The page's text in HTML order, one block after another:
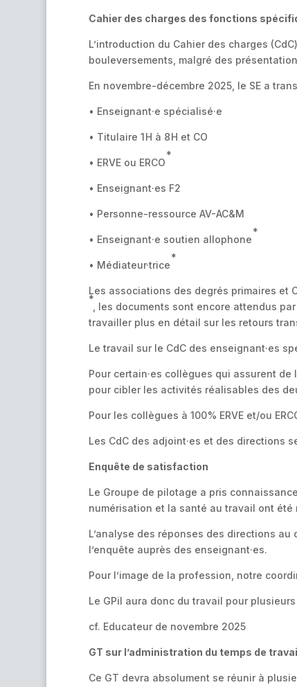
Cahier des charges des fonctions
L’introduction du Cahier des charges
bouleversements, malgré des
En novembre-décembre 2025, le SE a
• Enseignant·e spécialisé·e
• Titulaire 1 H à 8 H et CO
• ERVE ou ERCO
*
• Enseignant·es F2
• Personne-ressource AV-AC&M
• Enseignant·e soutien allophone
*
• Médiateur·trice
*
Les associations des degrés primaires et
*
, les documents sont encore attendus
travailler plus en détail sur les retours
Le travail sur le CdC des enseignant·es
Pour certain·es collègues qui assurent
pour cibler les activités réalisables des
Pour les collègues à 100 % ERVE et/ou
Les CdC des adjoint·es et des directions
Enquête de satisfaction
Le Groupe de pilotage a pris
numérisation et la santé au travail ont
L’analyse des réponses des directions
l’enquête auprès des enseignant·es.
Pour l’image de la profession, notre
Le GPil aura donc du travail pour
cf. Educateur de novembre 2025
GT sur l’administration du temps de
Ce GT devra absolument se réunir à